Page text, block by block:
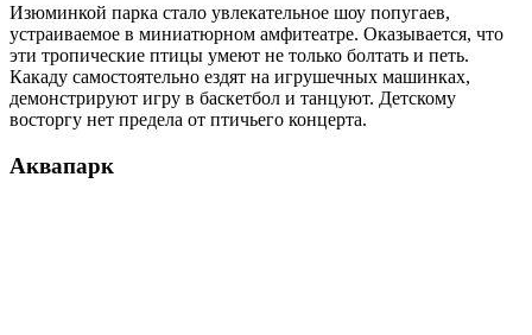
Изюминкой парка стало увлекательное шоу попугаев,
устраиваемое в миниатюрном амфитеатре. Оказывается, что
эти тропические птицы умеют не только болтать и петь.
Какаду самостоятельно ездят на игрушечных машинках,
демонстрируют игру в баскетбол и танцуют. Детскому
восторгу нет предела от птичьего концерта.
Аквапарк